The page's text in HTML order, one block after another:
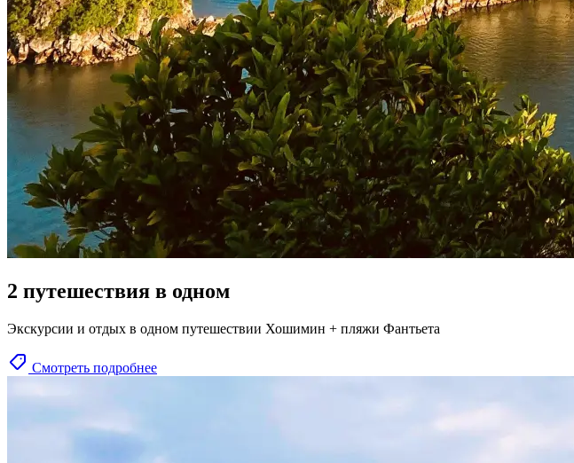
2 путешествия в одном
Экскурсии и отдых в одном путешествии Хошимин + пляжи Фантьета
Смотреть подробнее